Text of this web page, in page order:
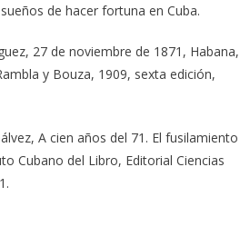
de hacer fortuna en Cuba.
27 de noviembre de 1871, Habana,
y Bouza, 1909, sexta edición,
A cien años del 71. El fusilamiento
Cubano del Libro, Editorial Ciencias